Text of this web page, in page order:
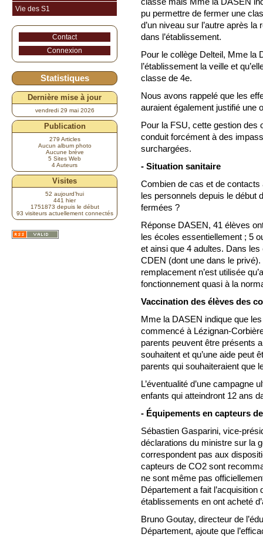
pu permettre de fermer une
d’un niveau sur l’autre après
dans l’établissement.
Pour le collège Delteil, Mme la
l’établissement la veille et
classe de 4e.
Nous avons rappelé que les
auraient également justifié une
Pour la FSU, cette gestion des
conduit forcément à des
surchargées.
- Situation sanitaire
Combien de cas et de
les personnels depuis le début
fermées ?
Réponse DASEN, 41 élèves
les écoles essentiellement ; 5
et ainsi que 4 adultes. Dans
CDEN (dont une dans le
remplacement n’est utilisée
fonctionnement quasi à la
Vaccination des élèves des
Mme la DASEN indique que
commencé à Lézignan-
parents peuvent être présents
souhaitent et qu’une aide peut
parents qui souhaiteraient que
L’éventualité d’une campagne
enfants qui atteindront 12 ans
- Équipements en capteurs
Sébastien Gasparini, vice-
déclarations du ministre sur la
correspondent pas aux
capteurs de CO2 sont
ne sont même pas
Département a fait l’acquisition
établissements en ont acheté
Bruno Goutay, directeur de
Département, ajoute que
Vie des S1
Contact
Connexion
Statistiques
Dernière mise à jour
vendredi 29 mai 2026
Publication
279 Articles
Aucun album photo
Aucune brève
5 Sites Web
4 Auteurs
Visites
52 aujourd’hui
441 hier
1751873 depuis le début
93 visiteurs actuellement connectés